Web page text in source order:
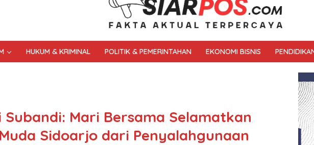
HUKUM & KRIMINAL POLITIK & PEMERINTAHAN EKONOMI BISNIS
Subandi: Mari Bersama Selamatkan
Sidoarjo dari Penyalahgunaan